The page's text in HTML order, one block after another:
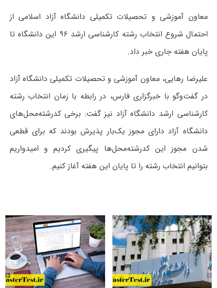
معاون آموزشی و تحصیلات تکمیلی دانشگاه آزاد اسلامی از
احتمال شروع انتخاب رشته کارشناسی ارشد ۹۶ این دانشگاه تا
پایان هفته جاری خبر داد.
علیرضا رهایی، معاون آموزشی و تحصیلات تکمیلی دانشگاه آزاد
در گفت‌وگو با خبرگزاری فارس، در رابطه با زمان انتخاب رشته
کارشناسی ارشد دانشگاه آزاد نیز گفت: برخی کدرشته‌محل‌های
دانشگاه آزاد دارای مجوز یک‌بار پذیرش بودند که برای قطعی
شدن مجوز این کدرشته‌محل‌ها پیگیری کردیم و امیدواریم
بتوانیم انتخاب رشته را تا پایان این هفته آغاز کنیم.